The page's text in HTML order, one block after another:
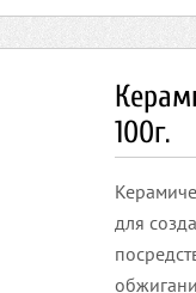
100г.
для